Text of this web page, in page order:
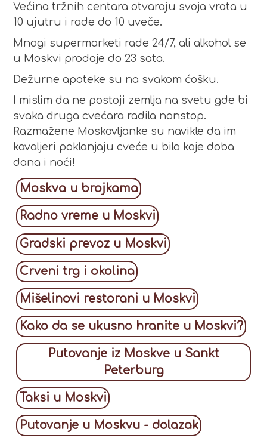
Većina tržnih centara otvaraju svoja vrata u
10 ujutru i rade do 10 uveče.
Mnogi supermarketi rade 24/7, ali alkohol se
u Moskvi prodaje do 23 sata.
Dežurne apoteke su na svakom ćošku.
I mislim da ne postoji zemlja na svetu gde bi
svaka druga cvećara radila nonstop.
Razmažene Moskovljanke su navikle da im
kavaljeri poklanjaju cveće u bilo koje doba
dana i noći!
Moskva u brojkama
Radno vreme u Moskvi
Gradski prevoz u Moskvi
Crveni trg i okolina
Mišelinovi restorani u Moskvi
Kako da se ukusno hranite u Moskvi?
Putovanje iz Moskve u Sankt
Peterburg
Taksi u Moskvi
Putovanje u Moskvu - dolazak